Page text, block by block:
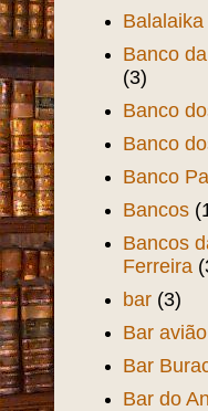
Balalaika
Banco
(3)
Banco
Banco
Banco
Bancos
Bancos
Ferreira
bar (3)
Bar avião
Bar
Bar do